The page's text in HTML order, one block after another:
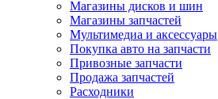
Магазины дисков и шин
Магазины запчастей
Мультимедиа и аксессуары
Покупка авто на запчасти
Привозные запчасти
Продажа запчастей
Расходники